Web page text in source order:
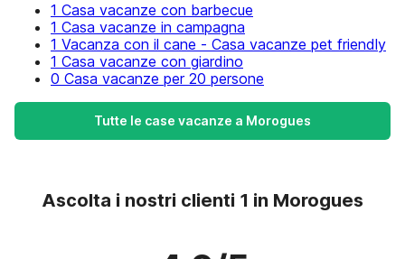
1 Casa vacanze con barbecue
1 Casa vacanze in campagna
1 Vacanza con il cane - Casa vacanze pet friendly
1 Casa vacanze con giardino
0 Casa vacanze per 20 persone
Tutte le case vacanze a Morogues
Ascolta i nostri clienti 1 in Morogues